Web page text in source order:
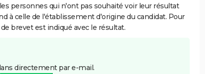
personnes qui n'ont pas souhaité voir leur résultat
à celle de l'établissement d'origine du candidat. Pour
brevet est indiqué avec le résultat.
directement par e-mail.